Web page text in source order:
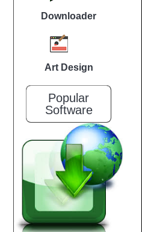
Downloader
Art Design
Popular
Software